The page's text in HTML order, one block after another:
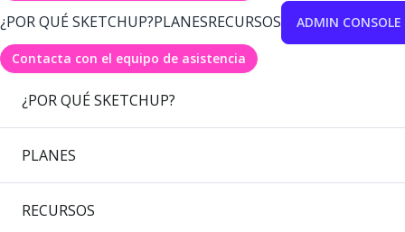
¿POR QUÉ SKETCHUP?PLANESRECURSOS ADMIN CONSOLE
Contacta con el equipo de asistencia
¿POR QUÉ SKETCHUP?
PLANES
RECURSOS